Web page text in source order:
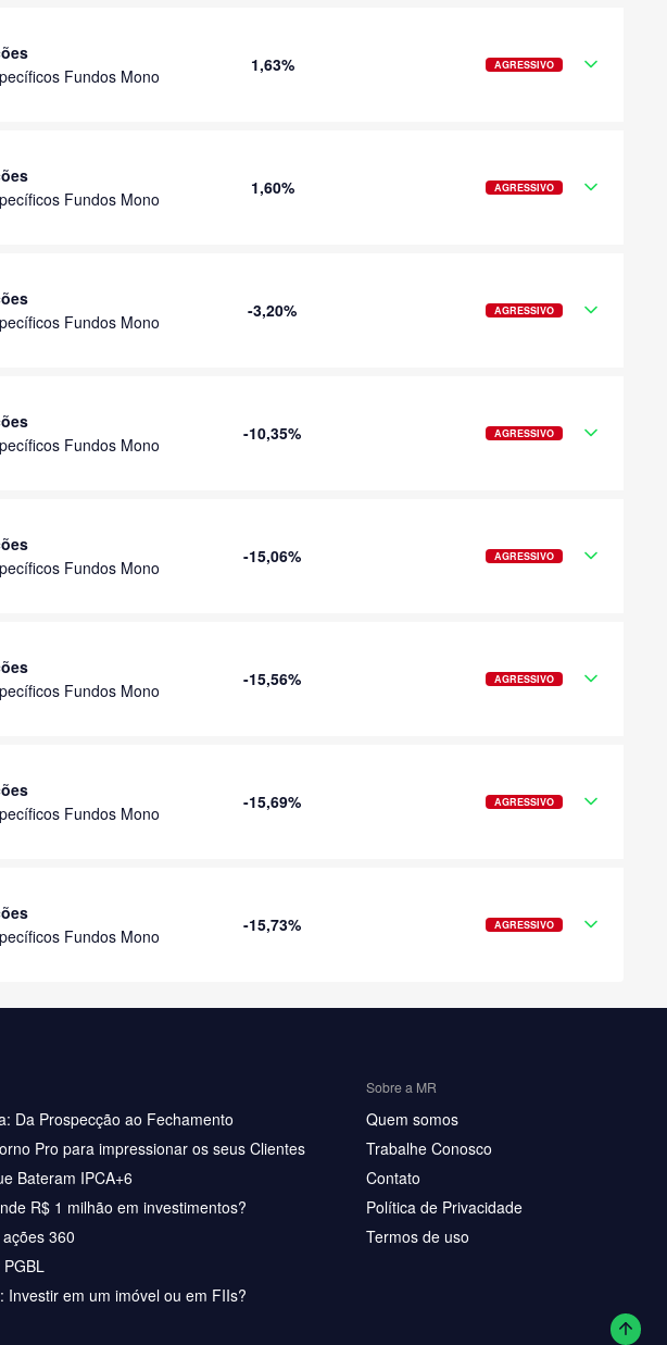
Fundos Mono
1,63% AGRESSIVO
Fundos Mono
1,60% AGRESSIVO
Fundos Mono
-3,20% AGRESSIVO
Fundos Mono
-10,35% AGRESSIVO
Fundos Mono
-15,06% AGRESSIVO
Fundos Mono
-15,56% AGRESSIVO
Fundos Mono
-15,69% AGRESSIVO
Fundos Mono
-15,73% AGRESSIVO
Da Prospecção ao Fechamento
Pro para impressionar os seus Clientes
Bateram IPCA+6
R$ 1 milhão em investimentos?
360
Investir em um imóvel ou em FIIs?
Sobre a MR
Quem somos
Trabalhe Conosco
Contato
Política de Privacidade
Termos de uso